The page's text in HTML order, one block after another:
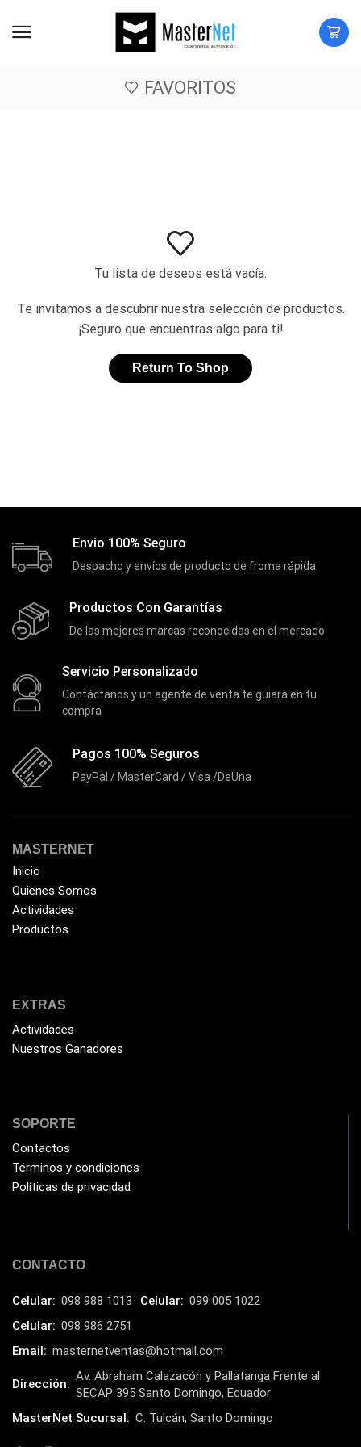
FAVORITOS
Tu lista de deseos está vacía.
Te invitamos a descubrir nuestra selección de productos.
¡Seguro que encuentras algo para ti!
Return To Shop
Envio 100% Seguro
Despacho y envíos de producto de froma rápida
Productos Con Garantías
De las mejores marcas reconocidas en el mercado
Servicio Personalizado
Contáctanos y un agente de venta te guiara en tu
compra
Pagos 100% Seguros
PayPal / MasterCard / Visa /DeUna
MASTERNET
Inicio
Quienes Somos
Actividades
Productos
EXTRAS
Actividades
Nuestros Ganadores
SOPORTE
Contactos
Términos y condiciones
Políticas de privacidad
CONTACTO
Celular: 098 988 1013 Celular: 099 005 1022
Celular: 098 986 2751
Email: masternetventas@hotmail.com
Dirección:
Av. Abraham Calazacón y Pallatanga Frente al
SECAP 395 Santo Domingo, Ecuador
MasterNet Sucursal: C. Tulcán, Santo Domingo